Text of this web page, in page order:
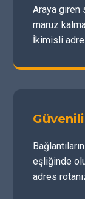
Araya giren
maruz
İkimisli
eşliğinde
adres